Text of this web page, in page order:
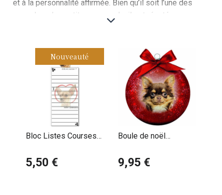
et à la personnalité affirmée. Bien qu’il soit l’une des
races les plus petites au monde, il est réputé pour sa
couleurs, et ses grandes oreilles pointues accentuent
son air alerté. Ce chien est très attaché à son maître,
souvent très protecteur, et peut être un excellent
compagnon pour les personnes seules ou les familles.
Il nécessite une éducation douce mais ferme, car il peut
parfois être têtu, mais il est également intelligent et
réactif.
Nouveauté
Bloc Listes Courses
5,50 €
Boule de noël
9,95 €